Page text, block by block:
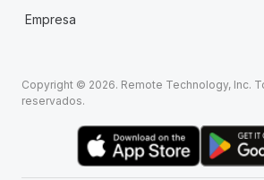
Empresa
Copyright © 2026. Remote Technology, Inc.
reservados.